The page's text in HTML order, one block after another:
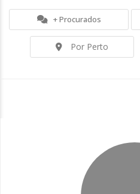
+ Procurados
Por Perto